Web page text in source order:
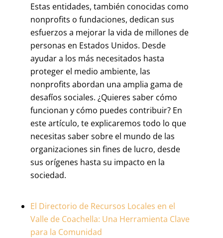
Estas entidades, también conocidas como
nonprofits o fundaciones, dedican sus
esfuerzos a mejorar la vida de millones de
personas en Estados Unidos. Desde
ayudar a los más necesitados hasta
proteger el medio ambiente, las
nonprofits abordan una amplia gama de
desafíos sociales. ¿Quieres saber cómo
funcionan y cómo puedes contribuir? En
este artículo, te explicaremos todo lo que
necesitas saber sobre el mundo de las
organizaciones sin fines de lucro, desde
sus orígenes hasta su impacto en la
sociedad.
El Directorio de Recursos Locales en el
Valle de Coachella: Una Herramienta Clave
para la Comunidad